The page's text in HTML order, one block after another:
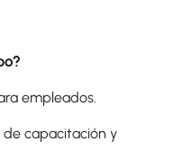
empleados.
capacitación y